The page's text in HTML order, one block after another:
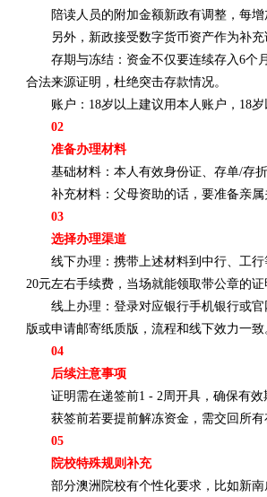
陪读人员的附加金额新政有调整，每
另外，新政接受数字货币资产作为补
存期与冻结：资金不仅要连续存入6个
合法来源证明，杜绝突击存款情况。
账户：18岁以上建议用本人账户，18
02
准备办理材料
基础材料：本人有效身份证、存单/存
补充材料：父母资助的话，要准备亲
03
选择办理渠道
线下办理：携带上述材料到中行、工
20元左右手续费，当场就能领取带公章的证
线上办理：登录对应银行手机银行或
版或申请邮寄纸质版，流程和线下效力一致
04
后续注意事项
证明需在递签前1 - 2周开具，确保有
获签前若要提前解冻资金，需交回所
05
院校特殊规则补充
部分澳洲院校有个性化要求，比如新